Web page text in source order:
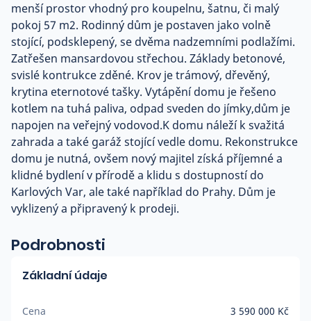
menší prostor vhodný pro koupelnu, šatnu, či malý
pokoj 57 m2. Rodinný dům je postaven jako volně
stojící, podsklepený, se dvěma nadzemními podlažími.
Zatřešen mansardovou střechou. Základy betonové,
svislé kontrukce zděné. Krov je trámový, dřevěný,
krytina eternotové tašky. Vytápění domu je řešeno
kotlem na tuhá paliva, odpad sveden do jímky,dům je
napojen na veřejný vodovod.K domu náleží k svažitá
zahrada a také garáž stojící vedle domu. Rekonstrukce
domu je nutná, ovšem nový majitel získá příjemné a
klidné bydlení v přírodě a klidu s dostupností do
Karlových Var, ale také například do Prahy. Dům je
vyklizený a připravený k prodeji.
Podrobnosti
Základní údaje
Cena 3 590 000 Kč